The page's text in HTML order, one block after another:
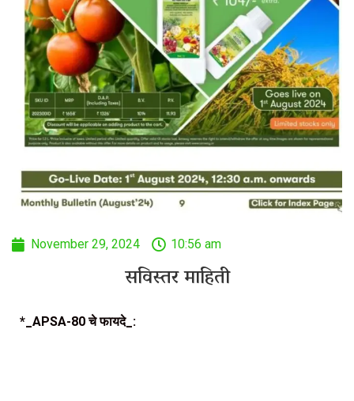
November 29, 2024 10:56 am
सविस्तर माहिती
*_APSA-80 चे फायदे_: